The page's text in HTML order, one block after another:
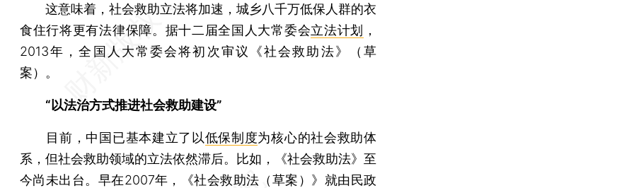
这意味着，社会救助立法将加速，城乡八千万低保人群的衣
食住行将更有法律保障。据十二届全国人大常委会立法计划 ，
2013年，全国人大常委会将初次审议《社会救助法》（草
案）。
“以法治方式推进社会救助建设”
目前，中国已基本建立了以低保制度为核心的社会救助体
系，但社会救助领域的立法依然滞后。比如，《社会救助法》至
今尚未出台。早在2007年，《社会救助法（草案）》就由民政